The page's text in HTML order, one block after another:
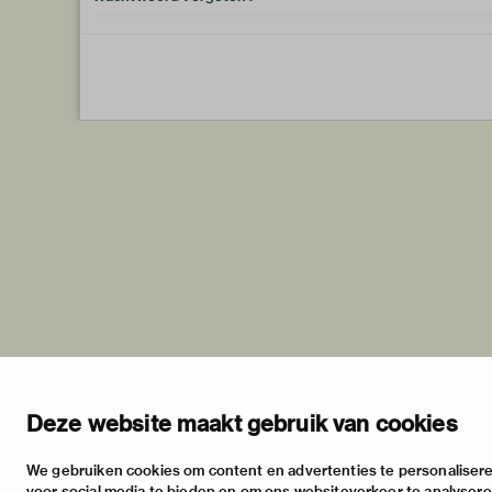
Deze website maakt gebruik van cookies
We gebruiken cookies om content en advertenties te